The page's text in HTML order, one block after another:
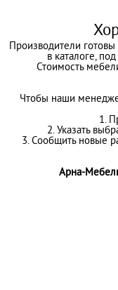
Производители
в каталоге,
Стоимость
Чтобы наши
1.
2. Указать
3. Сообщить новые
Арна-